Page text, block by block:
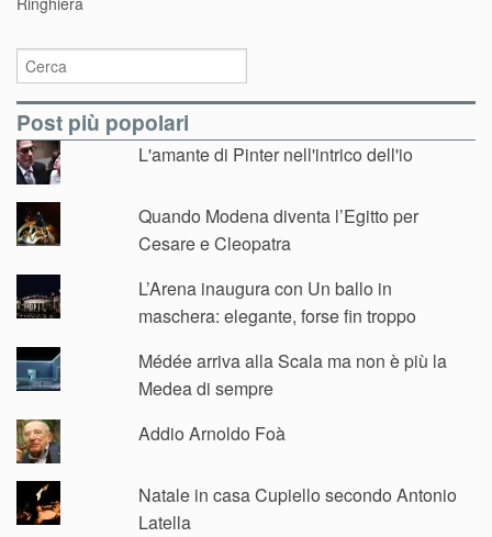
Post più popolari
L'amante di Pinter nell'intrico dell'io
Quando Modena diventa l’Egitto per
Cesare e Cleopatra
L’Arena inaugura con Un ballo in
maschera: elegante, forse fin troppo
Médée arriva alla Scala ma non è più la
Medea di sempre
Addio Arnoldo Foà
Natale in casa Cupiello secondo Antonio
Latella